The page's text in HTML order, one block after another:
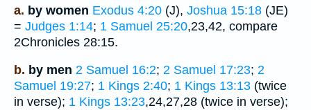
a. by women Exodus 4:20 (J), Joshua 15:18 (JE)
= Judges 1:14; 1 Samuel 25:20,23,42, compare
2Chronicles 28:15.
b. by men 2 Samuel 16:2; 2 Samuel 17:23; 2
Samuel 19:27; 1 Kings 2:40; 1 Kings 13:13 (twice
in verse); 1 Kings 13:23,24,27,28 (twice in verse);